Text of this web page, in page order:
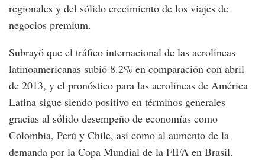
regionales y del sólido crecimiento de los viajes de
negocios premium.
Subrayó que el tráfico internacional de las aerolíneas
latinoamericanas subió 8.2% en comparación con abril
de 2013, y el pronóstico para las aerolíneas de América
Latina sigue siendo positivo en términos generales
gracias al sólido desempeño de economías como
Colombia, Perú y Chile, así como al aumento de la
demanda por la Copa Mundial de la FIFA en Brasil.